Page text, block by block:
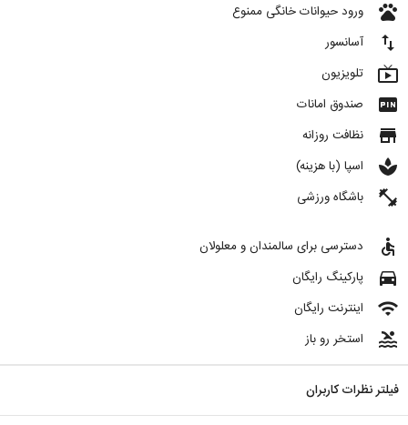
pets ورود حیوانات خانگی ممنوع
import_export آسانسور
live_tv تلویزیون
fiber_pin صندوق امانات
store نظافت روزانه
spa اسپا (با هزینه)
fitness_center باشگاه ورزشی
accessible دسترسی برای سالمندان و معلولان
directions_car پارکینگ رایگان
wifi اینترنت رایگان
pool استخر رو باز
فیلتر نظرات کاربران